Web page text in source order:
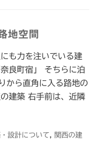
地空間
も力を注いでいる建
良町宿」 そちらに泊
から直角に入る路地の
建築 右手前は、近隣
設計について
関西の建